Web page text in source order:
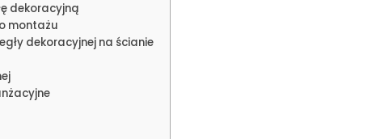
dekoracyjną
montażu
dekoracyjnej na ścianie